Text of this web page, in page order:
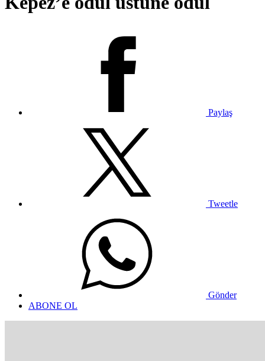
Paylaş
Tweetle
Gönder
ABONE OL